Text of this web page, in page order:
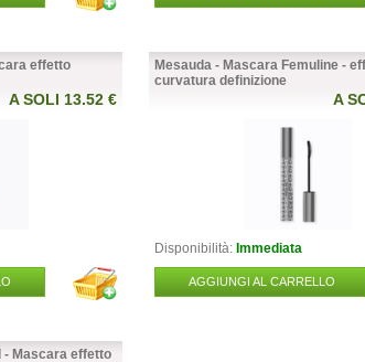
€
ULTIMI ARRIVI E NOVITÀ
Rybella Makeup - Occhi - Mascara
Disponibilità:Immediata
CAPELLI AL
Omega -
Disponibilità:
effetto
A SOLI 13.52 €
Mesauda - Mascara Femuline -
curvatura definizione
A
Disponibilità: Immediata
AGGIUNGI AL CARRELLO
- Mascara effetto